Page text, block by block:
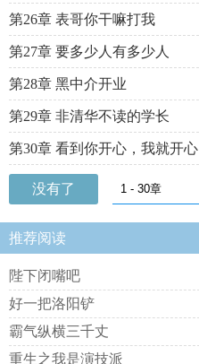
第26章 表哥你干嘛打我
第27章 要多少人有多少人
第28章 黑中介开业
第29章 非清华不读的学长
第30章 看到你开心，我就开心
没有了
推荐阅读
陛下闭嘴吧
好一把洛阳铲
霸气纵横三千丈
重生之我是演技派